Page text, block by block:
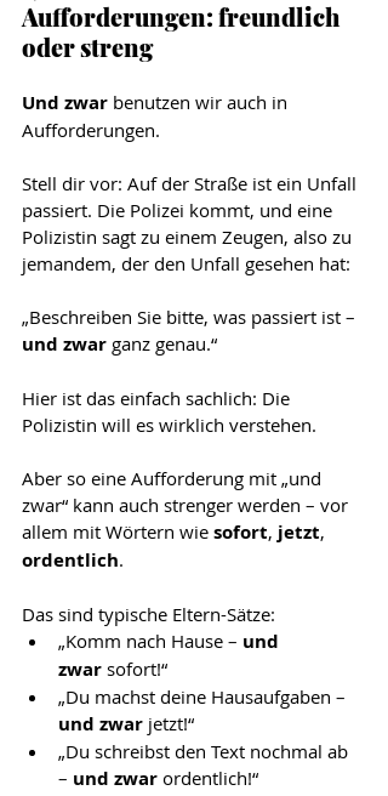
Aufforderungen: freundlich
oder streng
Und zwar benutzen wir auch in
Aufforderungen.
Stell dir vor: Auf der Straße ist ein Unfall
passiert. Die Polizei kommt, und eine
Polizistin sagt zu einem Zeugen, also zu
jemandem, der den Unfall gesehen hat:
„Beschreiben Sie bitte, was passiert ist –
und zwar ganz genau.“
Hier ist das einfach sachlich: Die
Polizistin will es wirklich verstehen.
Aber so eine Aufforderung mit „und
zwar“ kann auch strenger werden – vor
allem mit Wörtern wie sofort, jetzt,
ordentlich.
Das sind typische Eltern-Sätze:
„Komm nach Hause – und
zwar sofort!“
„Du machst deine Hausaufgaben –
und zwar jetzt!“
„Du schreibst den Text nochmal ab
– und zwar ordentlich!“